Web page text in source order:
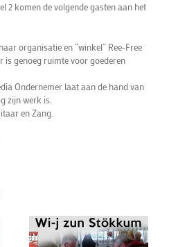
2 komen de volgende gasten aan het
organisatie en “winkel” Ree-Free
is genoeg ruimte voor goederen
Ondernemer laat aan de hand van
zijn werk is.
en Zang.